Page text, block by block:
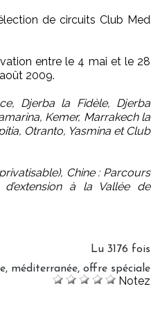
de circuits Club Med
entre le 4 mai et le 28
2009.
Djerba la Fidèle, Djerba
Kemer, Marrakech la
Otranto, Yasmina et Club
Chine : Parcours
à la Vallée de
Lu 3176 fois
, méditerranée, offre spéciale
Notez